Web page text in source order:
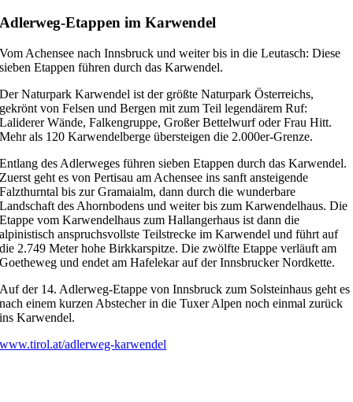
Adlerweg-Etappen im Karwendel
Vom Achensee nach Innsbruck und weiter bis in die Leutasch: Diese
sieben Etappen führen durch das Karwendel.
Der Naturpark Karwendel ist der größte Naturpark Österreichs,
gekrönt von Felsen und Bergen mit zum Teil legendärem Ruf:
Laliderer Wände, Falkengruppe, Großer Bettelwurf oder Frau Hitt.
Mehr als 120 Karwendelberge übersteigen die 2.000er-Grenze.
Entlang des Adlerweges führen sieben Etappen durch das Karwendel.
Zuerst geht es von Pertisau am Achensee ins sanft ansteigende
Falzthurntal bis zur Gramaialm, dann durch die wunderbare
Landschaft des Ahornbodens und weiter bis zum Karwendelhaus. Die
Etappe vom Karwendelhaus zum Hallangerhaus ist dann die
alpinistisch anspruchsvollste Teilstrecke im Karwendel und führt auf
die 2.749 Meter hohe Birkkarspitze. Die zwölfte Etappe verläuft am
Goetheweg und endet am Hafelekar auf der Innsbrucker Nordkette.
Auf der 14. Adlerweg-Etappe von Innsbruck zum Solsteinhaus geht es
nach einem kurzen Abstecher in die Tuxer Alpen noch einmal zurück
ins Karwendel.
www.tirol.at/adlerweg-karwendel